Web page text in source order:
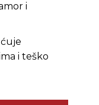
i
i teško